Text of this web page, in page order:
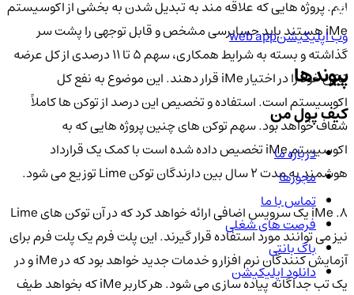
ایم. پروژه هایی که علاقه مند به تبدیل شدن به بخشی از اکوسیستم
iMe هستند باید حسابرسی مشخص و قابل توجهی را پشت سر
گذاشته و بسته به شرایط همکاری، سهم 5 تا 11 درصدی از کل عرضه
توکن خود را در اختیار iMe قرار دهند. این موضوع به نفع کل
اکوسیستم است. استفاده و تخصیص این درصد از توکن ها کاملاً
شفاف خواهد بود. سهم توکن های چنین پروژه هایی که به
اکوسیستم iMe تخصیص داده شده است با کمک یک قرارداد
هوشمند به مدت 2 سال بین دارندگان توکن Lime توزیع می شود.
8. iMe یک سرویس اضافی ارائه خواهد کرد که در آن توکن های Lime
نیز می توانند مورد استفاده قرار گیرند. این پلت فرم یک پلت فرم برای
آزمایش کنندگان نرم افزار و خدمات جدید خواهد بود که در iMe و در
یک تب جداگانه پیاده سازی می شود. هر کاربر iMe که بخواهد طیف
وب اپلیکیشنweb app
پیوندها
کیف پول من
درباره ما
مجوزها
تماس با ما
فرصت های شغلی
باگ بانتی
دانلود اپلیکیشن